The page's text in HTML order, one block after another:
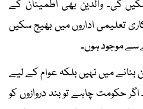
گی۔ والدین بھی اطمینان کے
تعلیمی اداروں میں بھیج سکیں
سے موجود ہوں۔
میں نہیں بلکہ عوام کے لیے
حکومت چاہے تو بند دروازوں کو